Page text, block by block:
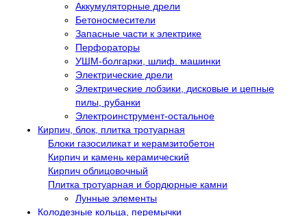
Аккумуляторные дрели
Бетоносмесители
Запасные части к электрике
Перфораторы
УШМ-болгарки, шлиф. машинки
Электрические дрели
Электрические лобзики, дисковые и цепные
пилы, рубанки
Электроинструмент-остальное
Кирпич, блок, плитка тротуарная
Блоки газосиликат и керамзитобетон
Кирпич и камень керамический
Кирпич облицовочный
Плитка тротуарная и бордюрные камни
Лунные элементы
Колодезные кольца, перемычки